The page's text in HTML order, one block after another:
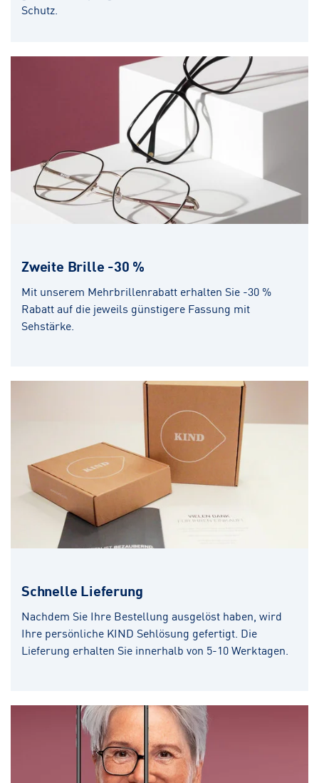
Schutz.
Zweite Brille -30 %
Mit unserem Mehrbrillenrabatt erhalten Sie -30 %
Rabatt auf die jeweils günstigere Fassung mit
Sehstärke.
Schnelle Lieferung
Nachdem Sie Ihre Bestellung ausgelöst haben, wird
Ihre persönliche KIND Sehlösung gefertigt. Die
Lieferung erhalten Sie innerhalb von 5-10 Werktagen.